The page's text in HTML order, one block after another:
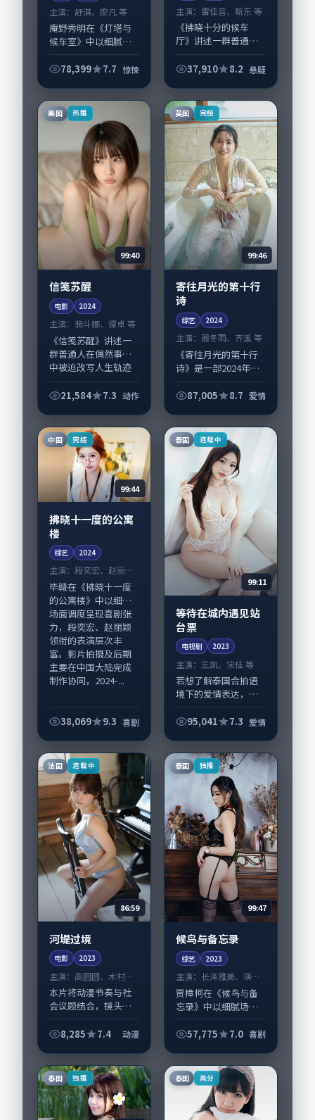
主演： 舒淇、廖凡 等
庵野秀明在《灯塔与
候车室》中以细腻场
力，舒淇、廖凡领衔
法国完成制作协同，
2024-08-08...
78,399 7.7 惊悚
主演： 雷佳音、靳东 等
《拂晓十分的候车
厅》讲述一群普通人
写人生轨迹的故事，
导演毕赣擅长留白叙
事，雷佳音、靳东的
37,910 8.2 悬疑
美国 热播
99:40
信笺苏醒
电影 2024
主演： 裴斗娜、谭卓 等
《信笺苏醒》讲述一
群普通人在偶然事件
中被迫改写人生轨迹
素服务于人物刻画而
事，裴斗娜、谭卓的
情...
21,584 7.3 动作
英国 完结
99:46
寄往月光的第十行
诗
综艺 2024
主演： 周冬雨、齐溪 等
《寄往月光的第十行
诗》是一部2024年前
艺，由曾国祥执导，
亦参与重要戏份。故
事围绕当代都市中...
87,005 8.7 爱情
中国 完结
99:44
拂晓十一度的公寓
楼
综艺 2024
主演： 段奕宏、赵丽颖
等
毕赣在《拂晓十一度
的公寓楼》中以细腻
场面调度呈现喜剧张
力，段奕宏、赵丽颖
领衔的表演层次丰
富。影片拍摄及后期
主要在中国大陆完成
制作协同，2024-...
38,069 9.3 喜剧
泰国 连载中
99:11
等待在城内遇见站
台票
电视剧 2023
主演： 王凯、宋佳 等
若想了解泰国合拍语
境下的爱情表达，
台票》值得关注：剧
凯、宋佳与配角群戏
并重。影片2023年
95,041 7.3 爱情
法国 连载中
86:59
河堤过境
电影 2023
主演： 高圆圆、木村拓
哉 等
本片将动漫节奏与社
会议题结合，镜头语
《河堤过境》由丹尼
线；取景与声音设计
凸显法国城市质感，
适...
8,285 7.4 动漫
泰国 独播
99:47
候鸟与备忘录
综艺 2023
主演： 长泽雅美、瑛太
等
贾樟柯在《候鸟与备
忘录》中以细腻场面
长泽雅美、瑛太领衔
泰国完成制作协同，
2023-10-2...
57,775 7.0 喜剧
泰国 独播 泰国 高分